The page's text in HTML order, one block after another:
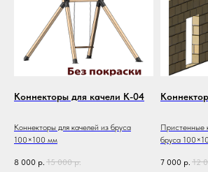
Коннекторы для качели К-04
Коннекторы для качелей из бруса
100×100 мм
8 000 р. 15 000 р.
Пристенные
бруса
7 000 р. 12